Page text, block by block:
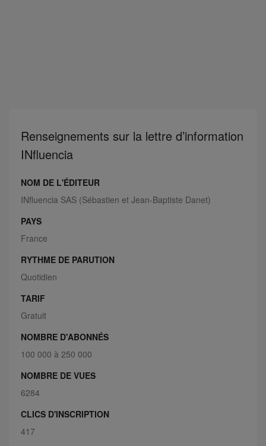
Renseignements sur la lettre d’information
INfluencia
NOM DE L'ÉDITEUR
INfluencia SAS (Sébastien et Jean-Baptiste Danet)
PAYS
France
RYTHME DE PARUTION
Quotidien
TARIF
Gratuit
NOMBRE D'ABONNÉS
100 000 à 250 000
NOMBRE DE VUES
6284
CLICS D'INSCRIPTION
417